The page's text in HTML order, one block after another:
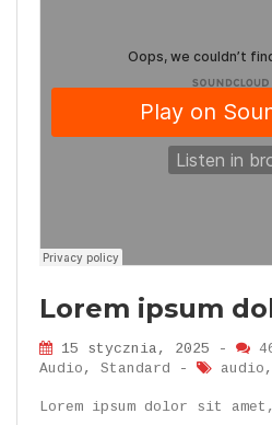
Lorem ipsum
15 stycznia, 2025 -
Audio , Standard - audio
Lorem ipsum dolor sit